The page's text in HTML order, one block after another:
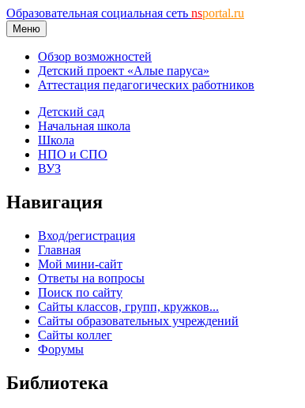
Образовательная социальная сеть nsportal.ru
Меню
Обзор возможностей
Детский проект «Алые паруса»
Аттестация педагогических работников
Детский сад
Начальная школа
Школа
НПО и СПО
ВУЗ
Навигация
Вход/регистрация
Главная
Мой мини-сайт
Ответы на вопросы
Поиск по сайту
Сайты классов, групп, кружков...
Сайты образовательных учреждений
Сайты коллег
Форумы
Библиотека